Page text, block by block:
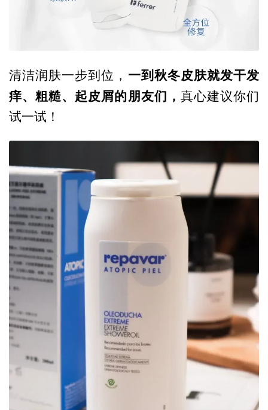
清洁润肤一步到位， 一到秋冬皮肤就发干发
痒、粗糙、起皮屑的朋友们， 真心建议你们
试一试！